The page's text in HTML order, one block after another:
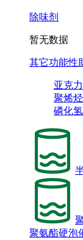
除味剂
暂无数据
其它功能性
亚克
聚烯
磷化
聚氨酯硬泡